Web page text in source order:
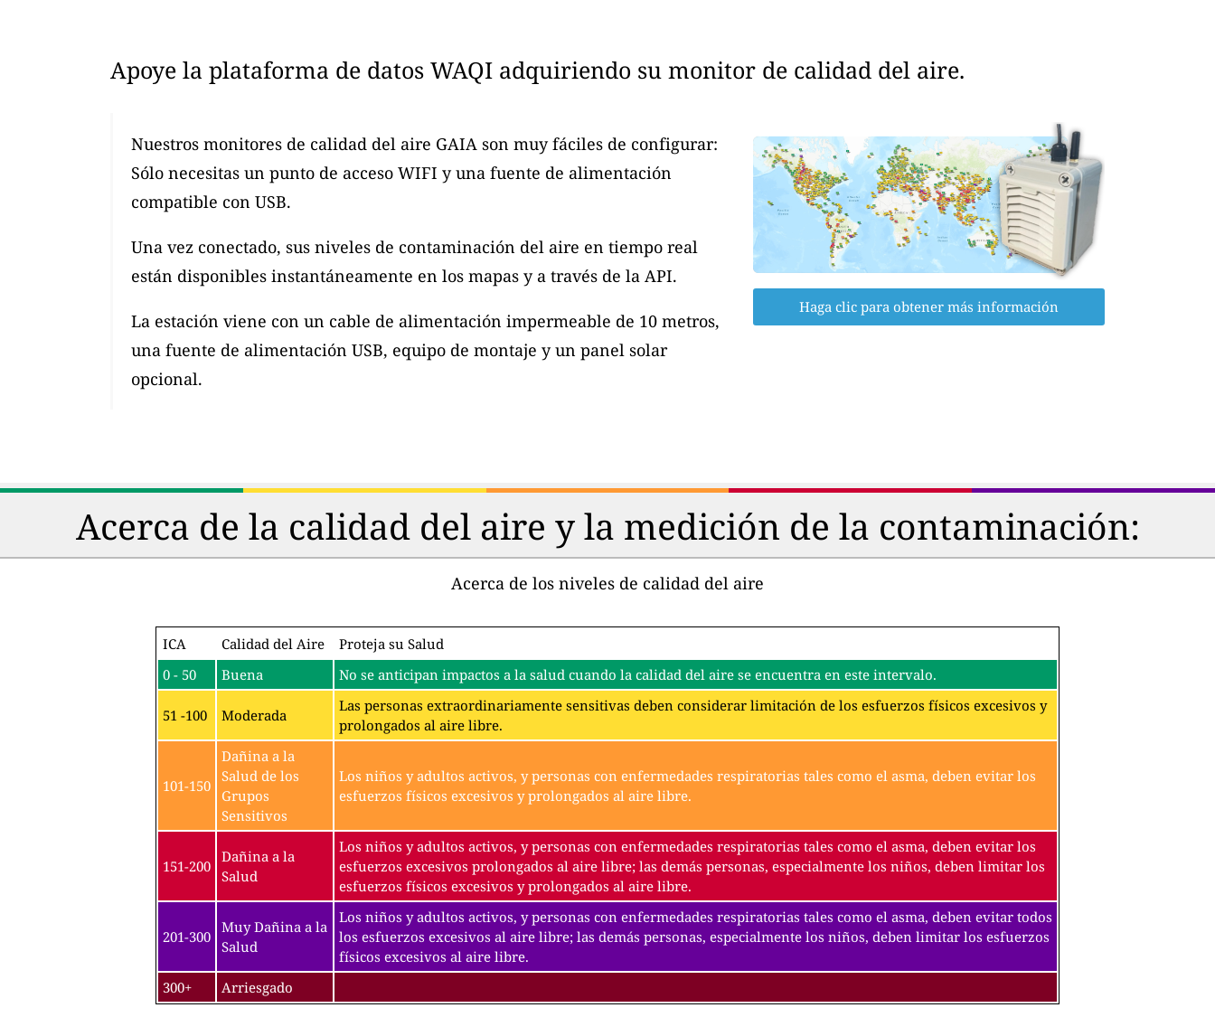
Apoye la plataforma de datos WAQI adquiriendo su monitor de calidad del aire.
Nuestros monitores de calidad del aire GAIA son muy fáciles de configurar:
Sólo necesitas un punto de acceso WIFI y una fuente de alimentación
compatible con USB.
Una vez conectado, sus niveles de contaminación del aire en tiempo real
están disponibles instantáneamente en los mapas y a través de la API.
La estación viene con un cable de alimentación impermeable de 10 metros,
una fuente de alimentación USB, equipo de montaje y un panel solar
opcional.
Haga clic para obtener más información
Acerca de la calidad del aire y la medición de la contaminación:
Acerca de los niveles de calidad del aire
ICA Calidad del Aire
Proteja su Salud
0 - 50
Buena No se anticipan impactos a la salud cuando la calidad del aire se encuentra en este intervalo.
51 -100 Moderada
Las personas extraordinariamente sensitivas deben considerar limitación de los esfuerzos físicos excesivos y
prolongados al aire libre.
101-150
Dañina a la
Salud de los
Grupos
Sensitivos
Los niños y adultos activos, y personas con enfermedades respiratorias tales como el asma, deben evitar los
esfuerzos físicos excesivos y prolongados al aire libre.
151-200
Dañina a la
Salud
Los niños y adultos activos, y personas con enfermedades respiratorias tales como el asma, deben evitar los
esfuerzos excesivos prolongados al aire libre; las demás personas, especialmente los niños, deben limitar los
esfuerzos físicos excesivos y prolongados al aire libre.
201-300
Muy Dañina a la
Salud
Los niños y adultos activos, y personas con enfermedades respiratorias tales como el asma, deben evitar todos
los esfuerzos excesivos al aire libre; las demás personas, especialmente los niños, deben limitar los esfuerzos
físicos excesivos al aire libre.
300+
Arriesgado